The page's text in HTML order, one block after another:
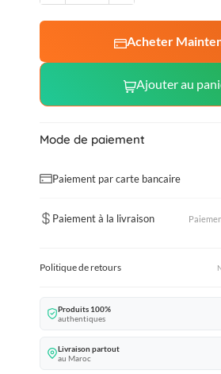
Acheter
Ajouter au
Mode de paiement
Paiement par carte bancaire
Paiement à la livraison
Politique de retours
Produits 100%
authentiques
Livraison partout
au Maroc